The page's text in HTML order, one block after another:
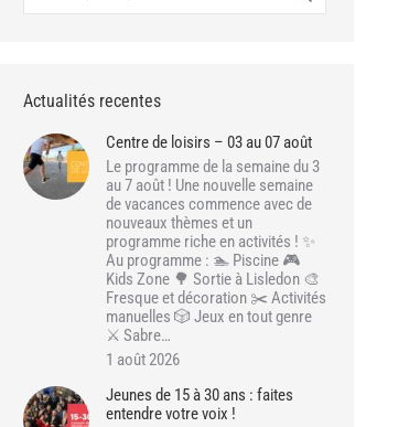
Actualités recentes
Centre de loisirs – 03 au 07 août
Le programme de la semaine du 3
au 7 août ! Une nouvelle semaine
de vacances commence avec de
nouveaux thèmes et un
programme riche en activités ! ✨
Au programme : 🏊 Piscine 🎮
Kids Zone 🌳 Sortie à Lisledon 🎨
Fresque et décoration ✂️ Activités
manuelles 🎲 Jeux en tout genre
⚔️ Sabre…
1 août 2026
Jeunes de 15 à 30 ans : faites
entendre votre voix !